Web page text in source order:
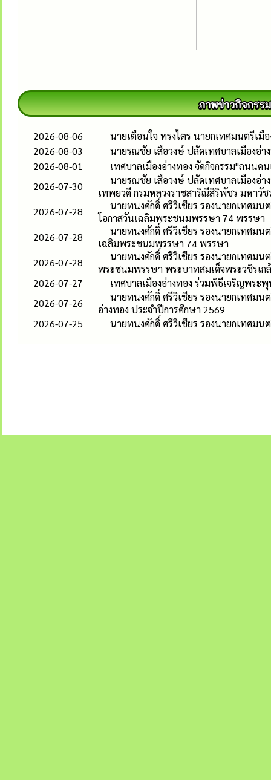
2026-08-06
นายเตือนใจ ทรงไตร นายกเทศมนตรีเมื
2026-08-03
นายรณชัย เสือวงษ์ ปลัดเทศบาลเมืองอ่า
2026-08-01
เทศบาลเมืองอ่างทอง จัดกิจกรรม"ถนนค
2026-07-30
นายรณชัย เสือวงษ์ ปลัดเทศบาลเมืองอ่
เทพยวดี กรมหลวงราชสาริณีสิริพัชร มหาวัช
2026-07-28
นายทนงศักดิ์ ศรีวิเชียร รองนายกเทศม
โอกาสวันเฉลิมพระชนมพรรษา 74 พรรษา
2026-07-28
นายทนงศักดิ์ ศรีวิเชียร รองนายกเทศมน
เฉลิมพระชนมพรรษา 74 พรรษา
2026-07-28
นายทนงศักดิ์ ศรีวิเชียร รองนายกเทศม
พระชนมพรรษา พระบาทสมเด็จพระวชิรเก
2026-07-27
เทศบาลเมืองอ่างทอง ร่วมพิธีเจริญพระ
2026-07-26
นายทนงศักดิ์ ศรีวิเชียร รองนายกเทศม
อ่างทอง ประจำปีการศึกษา 2569
2026-07-25
นายทนงศักดิ์ ศรีวิเชียร รองนายกเทศม